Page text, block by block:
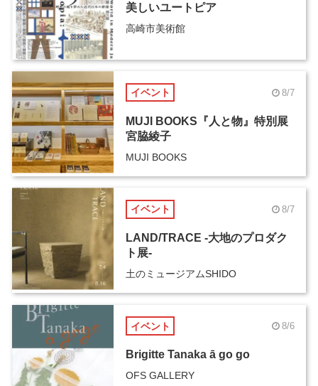
美しいユートピア
高崎市美術館
イベント 8/7
MUJI BOOKS『人と物』特別展
宮脇綾子
MUJI BOOKS
イベント 8/7
LAND/TRACE -大地のプロダク
ト展-
土のミュージアムSHIDO
イベント 8/6
Brigitte Tanaka ā go go
OFS GALLERY